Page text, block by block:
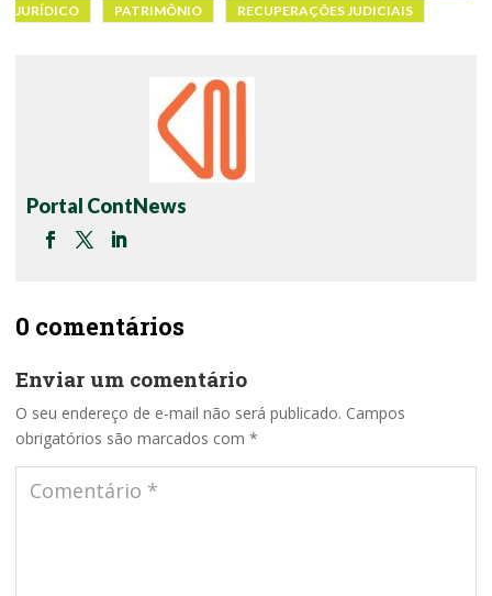
JURÍDICO
PATRIMÔNIO RECUPERAÇÕES JUDICIAIS
Portal ContNews
0 comentários
Enviar um comentário
O seu endereço de e-mail não será publicado. Campos
obrigatórios são marcados com *